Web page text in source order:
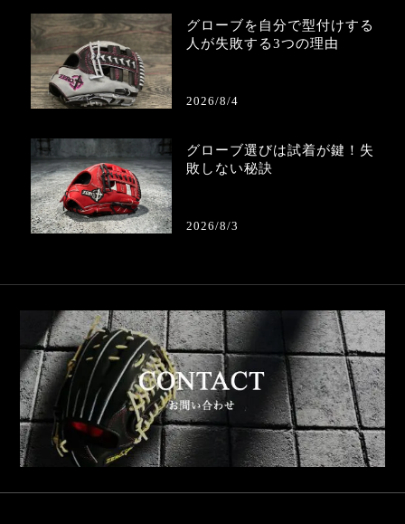
グローブを自分で型付けする
人が失敗する3つの理由
2026/8/4
グローブ選びは試着が鍵！失
敗しない秘訣
2026/8/3